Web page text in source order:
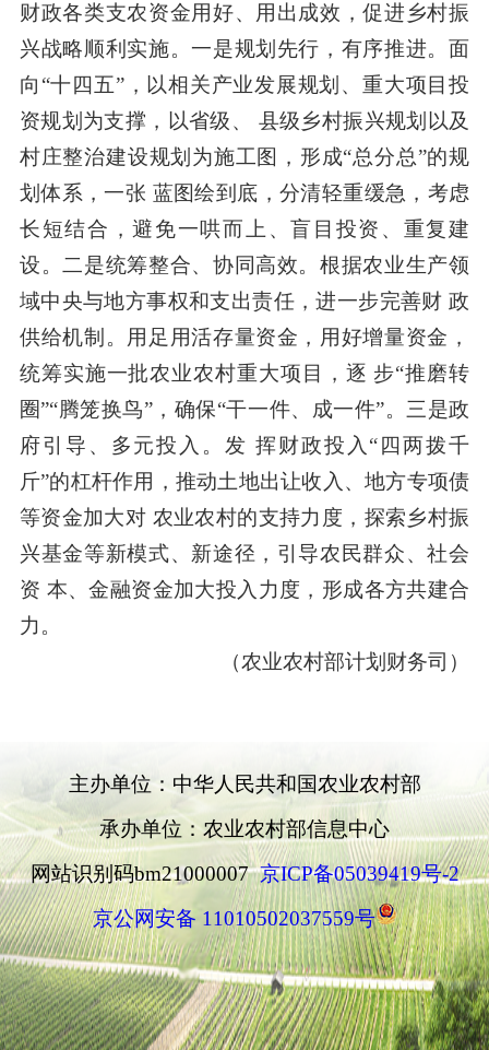
财政各类支农资金用好、用出成效，促进乡村振
兴战略顺利实施。一是规划先行，有序推进。面
向 “十四五”，以相关产业发展规划、重大项目投
资规划为支撑，以省级、 县级乡村振兴规划以及
村庄整治建设规划为施工图，形成“总分总”的规
划体系，一张 蓝图绘到底，分清轻重缓急，考虑
长短结合，避免一哄而上、盲目投资、重复建
设。二是统筹整合、协同高效。根据农业生产领
域中央与地方事权和支出责任，进一步完善财 政
供给机制。用足用活存量资金，用好增量资金，
统筹实施一批农业农村重大项目，逐 步“推磨转
圈”“腾笼换鸟”，确保“干一件、成一件”。三是政
府引导、多元投入。发 挥财政投入“四两拨千
斤”的杠杆作用，推动土地出让收入、地方专项债
等资金加大对 农业农村的支持力度，探索乡村振
兴基金等新模式、新途径，引导农民群众、社会
资 本、金融资金加大投入力度，形成各方共建合
力。
（农业农村部计划财务司）
主办单位：中华人民共和国农业农村部
承办单位：农业农村部信息中心
网站识别码bm21000007京ICP备05039419号-2
京公网安备 11010502037559号